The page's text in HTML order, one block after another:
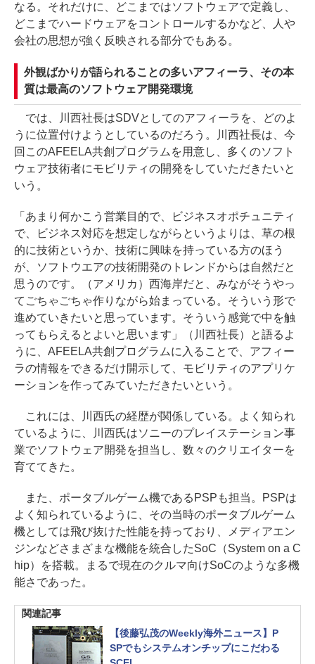
なる。それだけに、どこまではソフトウェアで定義し、
どこまでハードウェアをコントロールするかなど、人や
会社の思想が強く反映される部分でもある。
外観ばかりが語られることの多いアフィーラ、その本
質は最高のソフトウェア開発環境
では、川西社長はSDVとしてのアフィーラを、どのよ
うに位置付けようとしているのだろう。川西社長は、今
回このAFEELA共創プログラムを用意し、多くのソフト
ウェア技術者にモビリティの開発をしていただきたいと
いう。
「あまり何かこう営業目的で、ビジネスオポチュニティ
で、ビジネス対応を想定しながらというよりは、草の根
的に技術というか、技術に興味を持っている方のほう
が、ソフトウエアの技術開発のトレンドからは自然だと
思うのです。（アメリカ）西海岸だと、みながそうやっ
てごちゃごちゃ作りながら始まっている。そういう形で
進めていきたいと思っています。そういう感覚で中を触
ってもらえるとよいと思います」（川西社長）と語るよ
うに、AFEELA共創プログラムに入ることで、アフィー
ラの情報をできるだけ開示して、モビリティのアプリケ
ーションを作ってみていただきたいという。
これには、川西氏の経歴が関係している。よく知られ
ているように、川西氏はソニーのプレイステーション事
業でソフトウェア開発を担当し、数々のクリエイターを
育ててきた。
また、ポータブルゲーム機であるPSPも担当。PSPは
よく知られているように、その当時のポータブルゲーム
機としては飛び抜けた性能を持っており、メディアエン
ジンなどさまざまな機能を統合したSoC（System on a C
hip）を搭載。まるで現在のクルマ向けSoCのような多機
能さであった。
関連記事
【後藤弘茂のWeekly海外ニュース】P
SPでもシステムオンチップにこだわる